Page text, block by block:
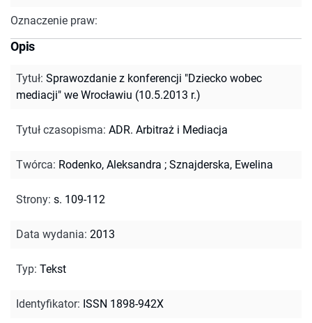
Oznaczenie praw:
Opis
Tytuł: Sprawozdanie z konferencji "Dziecko wobec
mediacji" we Wrocławiu (10.5.2013 r.)
Tytuł czasopisma: ADR. Arbitraż i Mediacja
Twórca: Rodenko, Aleksandra ; Sznajderska, Ewelina
Strony: s. 109-112
Data wydania: 2013
Typ: Tekst
Identyfikator: ISSN 1898-942X